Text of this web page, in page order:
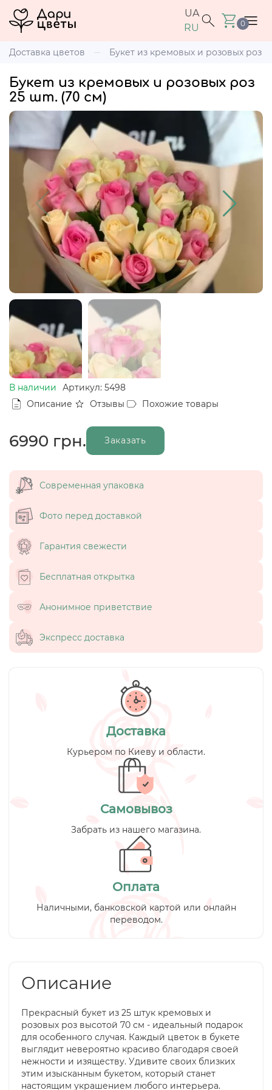
UA
RU
0
Доставка цветов Букет из кремовых и розовых роз
Букет из кремовых и розовых роз
25 шт. (70 см)
В наличии
Артикул: 5498
Описание
Отзывы Похожие товары
6990 грн. Заказать
Современная упаковка
Фото перед доставкой
Гарантия свежести
Бесплатная открытка
Анонимное приветствие
Экспресс доставка
Доставка
Курьером по Киеву и области.
Самовывоз
Забрать из нашего магазина.
Оплата
Наличными, банковской картой или онлайн
переводом.
Описание
Прекрасный букет из 25 штук кремовых и
розовых роз высотой 70 см - идеальный подарок
для особенного случая. Каждый цветок в букете
выглядит невероятно красиво благодаря своей
нежности и изяществу. Удивите своих близких
этим изысканным букетом, который станет
настоящим украшением любого интерьера.